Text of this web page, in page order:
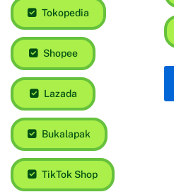
Tokopedia
Shopee
Lazada
Bukalapak
TikTok Shop